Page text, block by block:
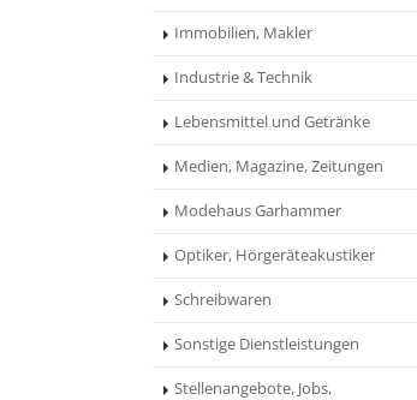
Immobilien, Makler
Industrie & Technik
Lebensmittel und Getränke
Medien, Magazine, Zeitungen
Modehaus Garhammer
Optiker, Hörgeräteakustiker
Schreibwaren
Sonstige Dienstleistungen
Stellenangebote, Jobs,